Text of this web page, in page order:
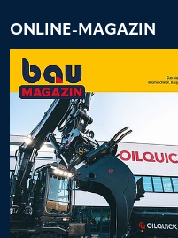
ONLINE-MAGAZIN